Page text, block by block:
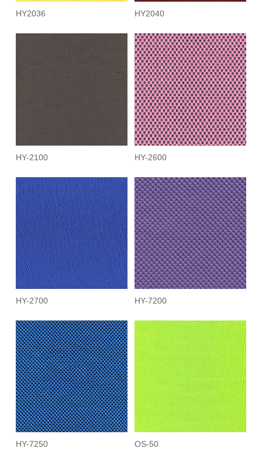
HY2036 HY2040
HY-2100 HY-2600
HY-2700 HY-7200
HY-7250 OS-50